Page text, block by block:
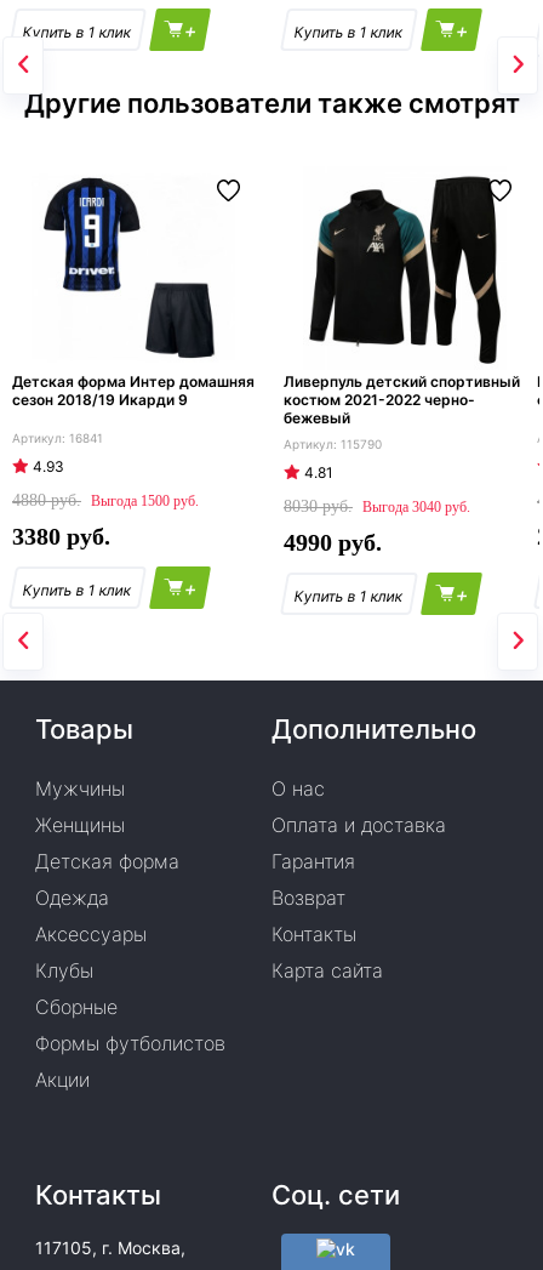
+ +
Другие пользователи также смотрят
Детская форма Интер домашняя
сезон 2018/19 Икарди 9
16841
4.93
4880
1500
3380
+
Ливерпуль детский спортивный
костюм 2021-2022 черно-
бежевый
115790
4.81
8030
3040
4990
+
Товары
Мужчины
Женщины
Детская форма
Одежда
Аксессуары
Клубы
Сборные
Формы футболистов
Акции
Дополнительно
О нас
Оплата и доставка
Гарантия
Возврат
Контакты
Карта сайта
Контакты
117105, г. Москва,
Соц. сети